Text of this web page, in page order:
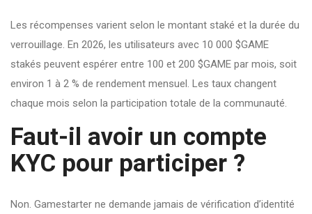
Les récompenses varient selon le montant staké et la durée du
verrouillage. En 2026, les utilisateurs avec 10 000 $GAME
stakés peuvent espérer entre 100 et 200 $GAME par mois, soit
environ 1 à 2 % de rendement mensuel. Les taux changent
chaque mois selon la participation totale de la communauté.
Faut-il avoir un compte
KYC pour participer ?
Non. Gamestarter ne demande jamais de vérification d’identité